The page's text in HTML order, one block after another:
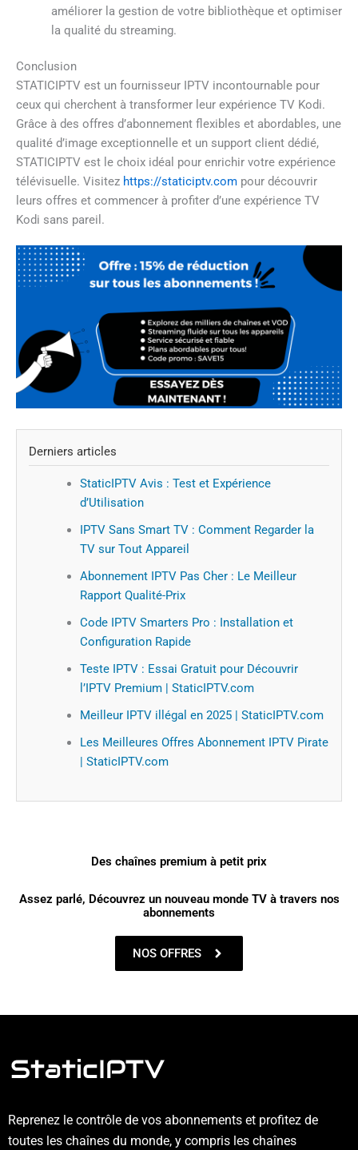
améliorer la gestion de votre bibliothèque et optimiser
la qualité du streaming.
Conclusion
STATICIPTV est un fournisseur IPTV incontournable pour
ceux qui cherchent à transformer leur expérience TV Kodi.
Grâce à des offres d’abonnement flexibles et abordables, une
qualité d’image exceptionnelle et un support client dédié,
STATICIPTV est le choix idéal pour enrichir votre expérience
télévisuelle. Visitez https://staticiptv.com pour découvrir
leurs offres et commencer à profiter d’une expérience TV
Kodi sans pareil.
Derniers articles
StaticIPTV Avis : Test et Expérience
d’Utilisation
IPTV Sans Smart TV : Comment Regarder la
TV sur Tout Appareil
Abonnement IPTV Pas Cher : Le Meilleur
Rapport Qualité-Prix
Code IPTV Smarters Pro : Installation et
Configuration Rapide
Teste IPTV : Essai Gratuit pour Découvrir
l’IPTV Premium | StaticIPTV.com
Meilleur IPTV illégal en 2025 | StaticIPTV.com
Les Meilleures Offres Abonnement IPTV Pirate
| StaticIPTV.com
Des chaînes premium à petit prix
Assez parlé, Découvrez un nouveau monde TV à travers nos
abonnements
NOS OFFRES
Reprenez le contrôle de vos abonnements et profitez de
toutes les chaînes du monde, y compris les chaînes